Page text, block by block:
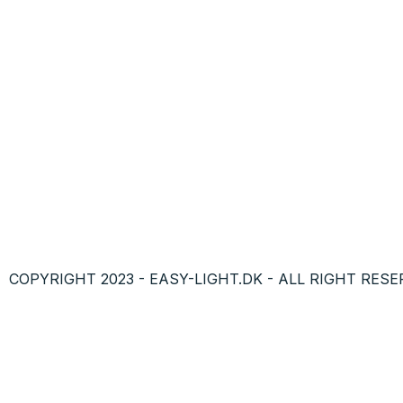
COPYRIGHT 2023 - EASY-LIGHT.DK - ALL RIGHT